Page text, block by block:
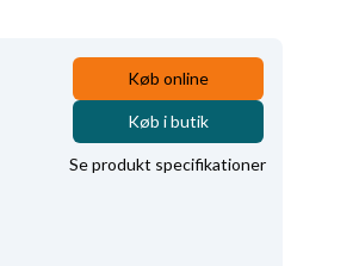
Køb online
Køb i butik
Se produkt specifikationer